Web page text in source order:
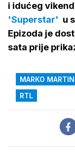
i idućeg
'Superstar' u
Epizoda je
sata prije
MARKO
RTL